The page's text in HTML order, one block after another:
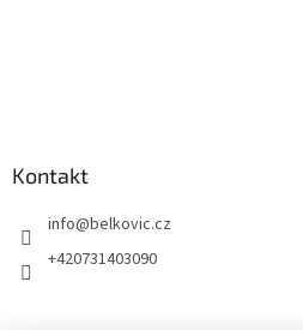
Kontakt
info@belkovic.cz
+420731403090